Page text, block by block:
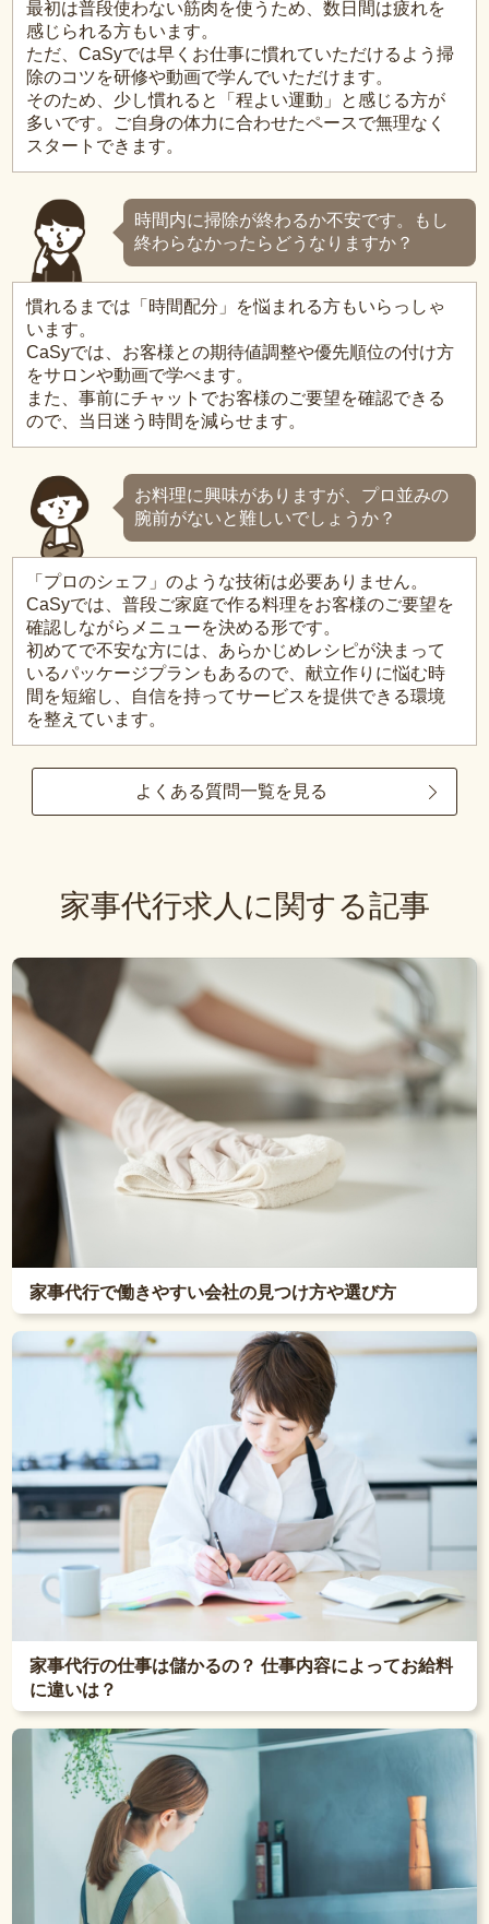
最初は普段使わない筋肉を使うため、数日間は疲れを
感じられる方もいます。
ただ、CaSyでは早くお仕事に慣れていただけるよう掃
除のコツを研修や動画で学んでいただけます。
そのため、少し慣れると「程よい運動」と感じる方が
多いです。ご自身の体力に合わせたペースで無理なく
スタートできます。
時間内に掃除が終わるか不安です。もし
終わらなかったらどうなりますか？
慣れるまでは「時間配分」を悩まれる方もいらっしゃ
います。
CaSyでは、お客様との期待値調整や優先順位の付け方
をサロンや動画で学べます。
また、事前にチャットでお客様のご要望を確認できる
ので、当日迷う時間を減らせます。
お料理に興味がありますが、プロ並みの
腕前がないと難しいでしょうか？
「プロのシェフ」のような技術は必要ありません。
CaSyでは、普段ご家庭で作る料理をお客様のご要望を
確認しながらメニューを決める形です。
初めてで不安な方には、あらかじめレシピが決まって
いるパッケージプランもあるので、献立作りに悩む時
間を短縮し、自信を持ってサービスを提供できる環境
を整えています。
よくある質問一覧を見る
家事代行求人に関する記事
家事代行で働きやすい会社の見つけ方や選び方
家事代行の仕事は儲かるの？ 仕事内容によってお給料
に違いは？